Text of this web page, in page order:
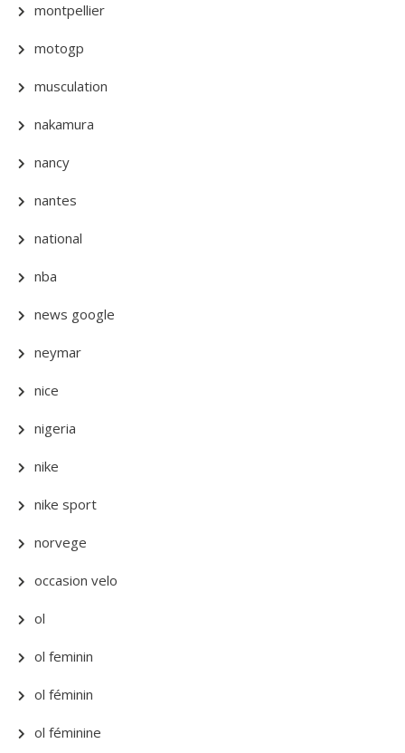
montpellier
motogp
musculation
nakamura
nancy
nantes
national
nba
news google
neymar
nice
nigeria
nike
nike sport
norvege
occasion velo
ol
ol feminin
ol féminin
ol féminine